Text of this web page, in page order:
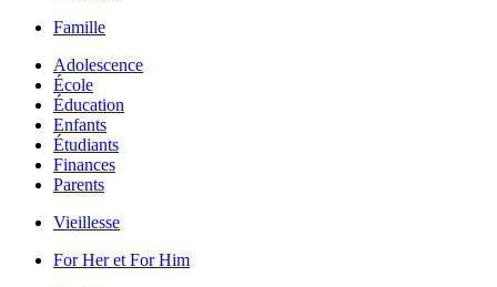
Famille
Adolescence
École
Éducation
Enfants
Étudiants
Finances
Parents
Vieillesse
For Her et For Him